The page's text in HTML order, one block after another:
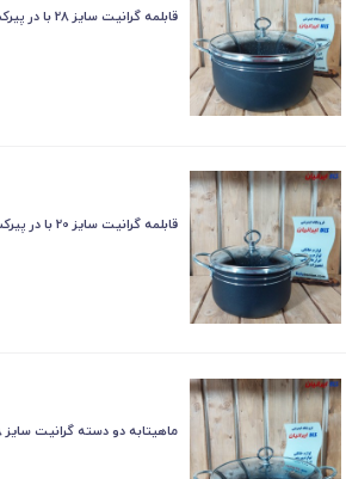
قابلمه گرانیت سایز 28 با در پیرکس
قابلمه گرانیت سایز 20 با در پیرکس
ماهیتابه دو دسته گرانیت سایز 28 با در پیرکس